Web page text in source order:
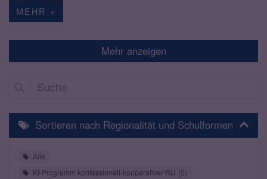
MEHR +
Mehr anzeigen
Sortieren nach Regionalität und Schulformen
Alle
KI-Programm konfessionell-kooperativer RU 5